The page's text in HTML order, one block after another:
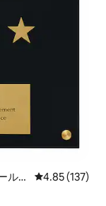
ルの
レビュー137
4.85 (137)